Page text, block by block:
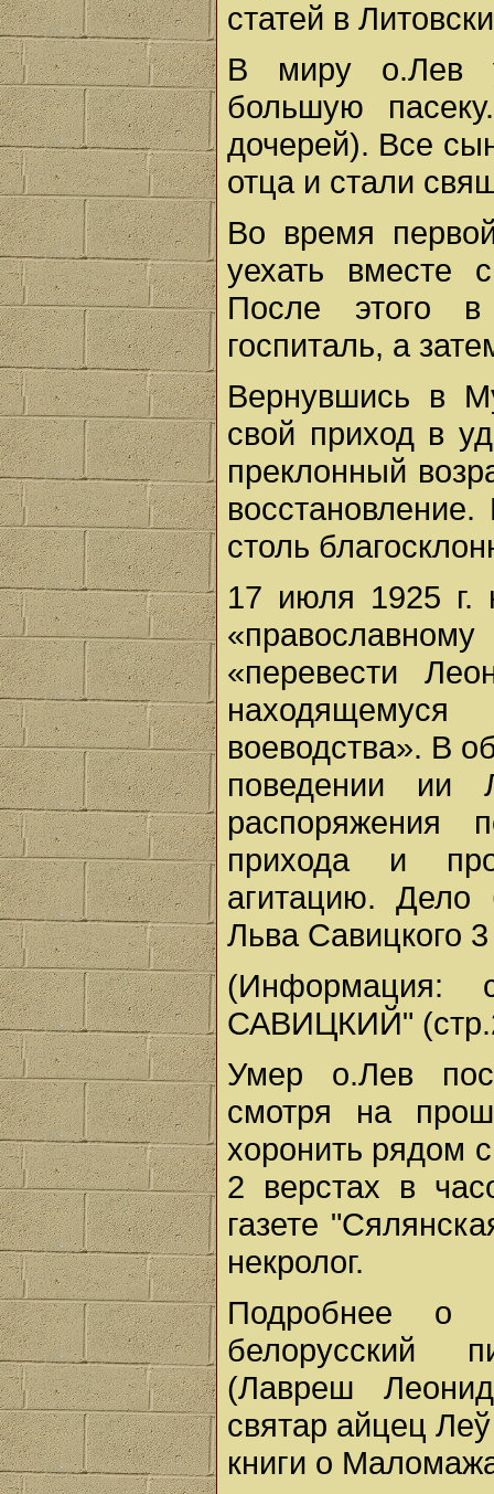
статей в
В миру о.Лев
большую
дочерей). Все
отца и стали
Во время
уехать вместе
После этого
госпиталь, а
Вернувшись в
свой приход в
преклонный
столь
17 июля 1925 г.
«перевести
воеводства». В
поведении ии
распоряжения
прихода и
агитацию.
Льва Савицкого
(Информация:
САВИЦКИЙ"
Умер о.Лев
смотря на
хоронить рядом
2 верстах в
газете
некролог.
Подробнее о
белорусский
(Лавреш
святар айцец Леў
книги о